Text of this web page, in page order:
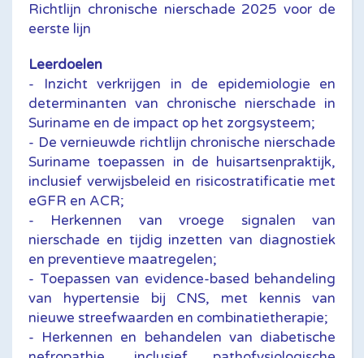
Richtlijn chronische nierschade 2025 voor de
eerste lijn
Leerdoelen
- Inzicht verkrijgen in de epidemiologie en
determinanten van chronische nierschade in
Suriname en de impact op het zorgsysteem;
- De vernieuwde richtlijn chronische nierschade
Suriname toepassen in de huisartsenpraktijk,
inclusief verwijsbeleid en risicostratificatie met
eGFR en ACR;
- Herkennen van vroege signalen van
nierschade en tijdig inzetten van diagnostiek
en preventieve maatregelen;
- Toepassen van evidence-based behandeling
van hypertensie bij CNS, met kennis van
nieuwe streefwaarden en combinatietherapie;
- Herkennen en behandelen van diabetische